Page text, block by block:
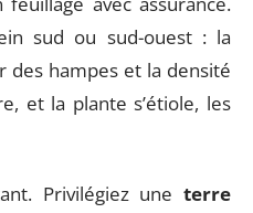
sud ou sud-ouest : la
des hampes et la densité
et la plante s’étiole, les
Privilégiez uneterre